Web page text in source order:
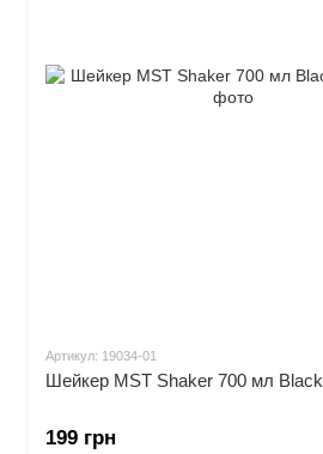
Артикул: 19034-01
Шейкер MST Shaker 700 мл Black
199 грн